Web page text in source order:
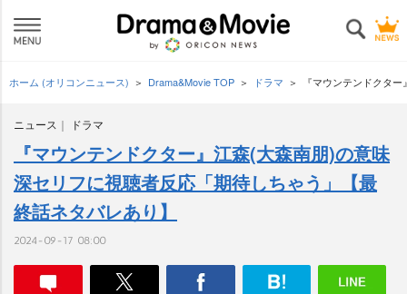
ホーム (オリコンニュース) Drama&Movie TOP ドラマ 『マウンテンドクタ
ニュース ドラマ
『マウンテンドクター』江森(大森南朋)の意味
深セリフに視聴者反応「期待しちゃう」【最
終話ネタバレあり】
2024-09-17 08:00